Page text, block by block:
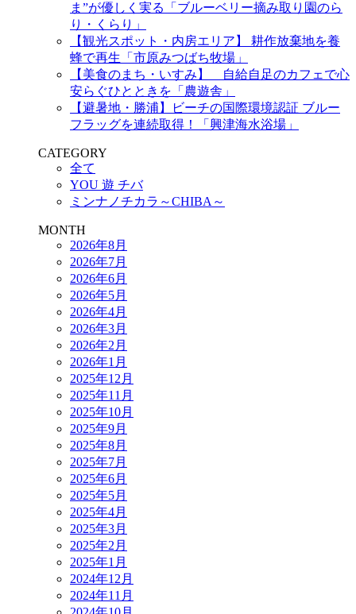
ま”が優しく実る「ブルーベリー摘み取り園のら
り・くらり」
【観光スポット・内房エリア】 耕作放棄地を養
蜂で再生「市原みつばち牧場」
【美食のまち・いすみ】 自給自足のカフェで心
安らぐひとときを「農遊舎」
【避暑地・勝浦】ビーチの国際環境認証 ブルー
フラッグを連続取得！「興津海水浴場」
CATEGORY
全て
YOU 遊 チバ
ミンナノチカラ～CHIBA～
MONTH
2026年8月
2026年7月
2026年6月
2026年5月
2026年4月
2026年3月
2026年2月
2026年1月
2025年12月
2025年11月
2025年10月
2025年9月
2025年8月
2025年7月
2025年6月
2025年5月
2025年4月
2025年3月
2025年2月
2025年1月
2024年12月
2024年11月